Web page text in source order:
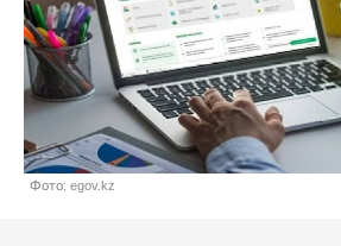
Фото: egov.kz